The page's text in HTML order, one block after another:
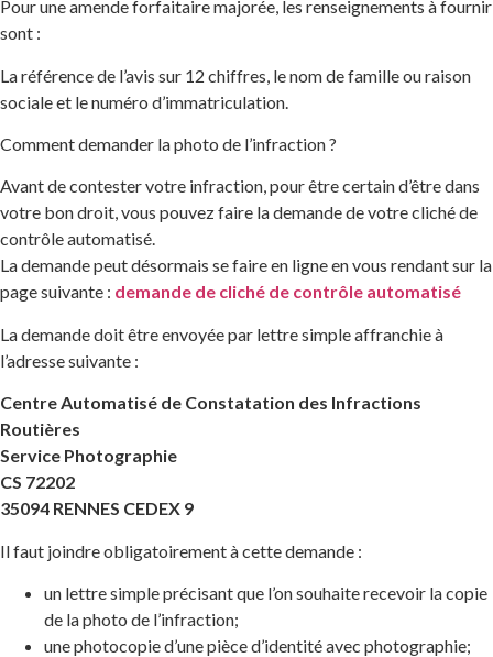
Pour une amende forfaitaire majorée, les renseignements à fournir
sont :
La référence de l’avis sur 12 chiffres, le nom de famille ou raison
sociale et le numéro d’immatriculation.
Comment demander la photo de l’infraction ?
Avant de contester votre infraction, pour être certain d’être dans
votre bon droit, vous pouvez faire la demande de votre cliché de
contrôle automatisé.
La demande peut désormais se faire en ligne en vous rendant sur la
page suivante : demande de cliché de contrôle automatisé
La demande doit être envoyée par lettre simple affranchie à
l’adresse suivante :
Centre Automatisé de Constatation des Infractions
Routières
Service Photographie
CS 72202
35094 RENNES CEDEX 9
Il faut joindre obligatoirement à cette demande :
un lettre simple précisant que l’on souhaite recevoir la copie
de la photo de l’infraction;
une photocopie d’une pièce d’identité avec photographie;